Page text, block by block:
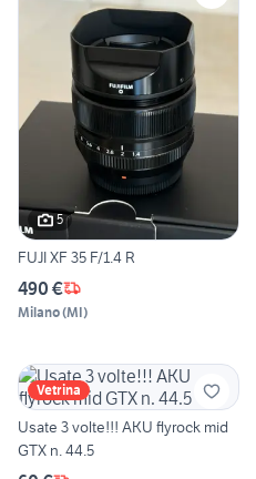
5
FUJI XF 35 F/1.4 R
490 €
Milano(MI)
Vetrina
Usate 3 volte!!! AKU flyrock mid
GTX n. 44.5